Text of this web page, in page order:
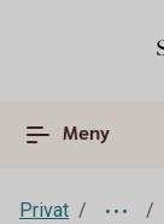
Meny
Privat